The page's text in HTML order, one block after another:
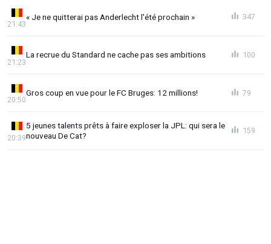
« Je ne quitterai pas Anderlecht l'été prochain »
21:43
347
La recrue du Standard ne cache pas ses ambitions
21:23
100
Gros coup en vue pour le FC Bruges: 12 millions!
20:50
79
5 jeunes talents prêts à faire exploser la JPL: qui sera le
nouveau De Cat?
20:39
159